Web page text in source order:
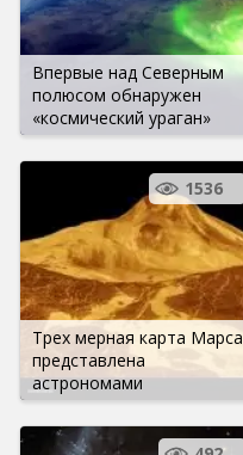
Впервые над Северным
полюсом обнаружен
«космический ураган»
Трех мерная карта Марса
представлена
астрономами
1536